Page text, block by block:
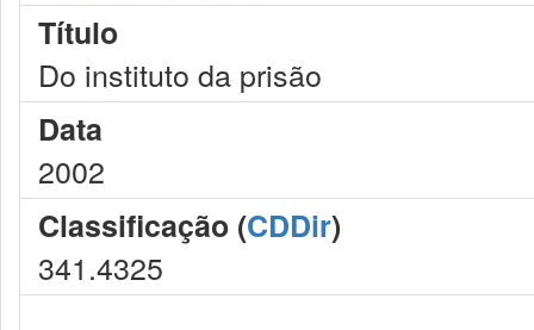
Título
Do instituto da prisão
Data
2002
Classificação (CDDir)
341.4325